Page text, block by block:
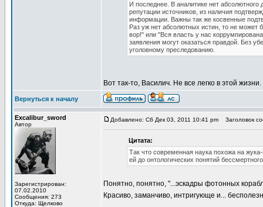
И последнее. В аналитике нет
репутации источников, из наличия
информации. Важны так же косвенные
Раз уж нет абсолютных истин, то не может
вор!" или "Вся власть у нас
заявления могут оказаться правдой. Без
уголовному преследованию.
Вот так-то, Василич. Не все легко в этой жизни.
Вернуться к началу
Excalibur_sword
Автор
Зарегистрирован:
07.02.2010
Сообщения: 273
Откуда: Щелково
Добавлено: Сб Дек 03, 2011 10:41 pm Заголовок
Цитата:
Так что современная наука похожа на
ей до онтологических понятий
Понятно, понятно, "...эскадры фотонных
Красиво, заманчиво, интригующе и...